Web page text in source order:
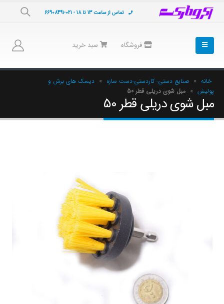
تماس از ساعت 13 تا 18 - 021-66908491
فروشگاه سبد خرید
خانه » صنایع دستی- کاردستی-دست سازه » دیسک های برش و
پولیش » مبل شوی دریلی قطر 50
مبل شوی دریلی قطر 50